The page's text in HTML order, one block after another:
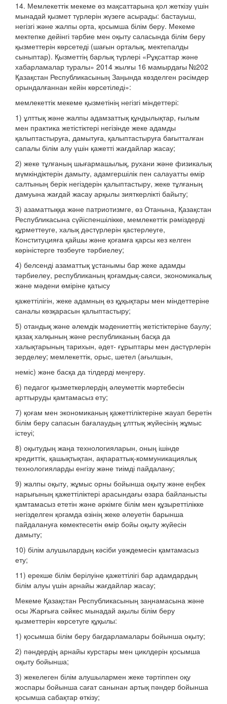
14. Мемлекеттік мекеме өз мақсаттарына қол жеткізу үшін
мынадай қызмет түрлерін жүзеге асырады: бастауыш,
негізгі және жалпы орта, қосымша білім беру. Мекеме
мектепке дейінгі тәрбие мен оқыту саласында білім беру
қызметтерін көрсетеді (шағын орталық, мектепалды
сыныптар). Қызметтің барлық түрлері «Рұқсаттар және
хабарламалар туралы» 2014 жылғы 16 мамырдағы №202
Қазақстан Республикасының Заңында көзделген рәсімдер
орындалғаннан кейін көрсетіледі»:
мемлекеттік мекеме қызметінің негізгі міндеттері:
1) ұлттық және жалпы адамзаттық құндылықтар, ғылым
мен практика жетістіктері негізінде жеке адамды
қалыптастыруға, дамытуға, қалыптастыруға бағытталған
сапалы білім алу үшін қажетті жағдайлар жасау;
2) жеке тұлғаның шығармашылық, рухани және физикалық
мүмкіндіктерін дамыту, адамгершілік пен салауатты өмір
салтының берік негіздерін қалыптастыру, жеке тұлғаның
дамуына жағдай жасау арқылы зияткерлікті байыту;
3) азаматтыққа және патриотизмге, өз Отанына, Қазақстан
Республикасына сүйіспеншілікке, мемлекеттік рәміздерді
құрметтеуге, халық дәстүрлерін қастерлеуге,
Конституцияға қайшы және қоғамға қарсы кез келген
көріністерге төзбеуге тәрбиелеу;
4) белсенді азаматтық ұстанымы бар жеке адамды
тәрбиелеу, республиканың қоғамдық-саяси, экономикалық
және мәдени өміріне қатысу
қажеттілігін, жеке адамның өз құқықтары мен міндеттеріне
саналы көзқарасын қалыптастыру;
5) отандық және әлемдік мәдениеттің жетістіктеріне баулу;
қазақ халқының және республиканың басқа да
халықтарының тарихын, әдет- ғұрыптары мен дәстүрлерін
зерделеу; мемлекеттік, орыс, шетел (ағылшын,
неміс) және басқа да тілдерді меңгеру.
6) педагог қызметкерлердің әлеуметтік мәртебесін
арттыруды қамтамасыз ету;
7) қоғам мен экономиканың қажеттіліктеріне жауап беретін
білім беру сапасын бағалаудың ұлттық жүйесінің жұмыс
істеуі;
8) оқытудың жаңа технологияларын, оның ішінде
кредиттік, қашықтықтан, ақпараттық-коммуникациялық
технологияларды енгізу және тиімді пайдалану;
9) жалпы оқыту, жұмыс орны бойынша оқыту және еңбек
нарығының қажеттіліктері арасындағы өзара байланысты
қамтамасыз ететін және әркімге білім мен құзыреттілікке
негізделген қоғамда өзінің жеке әлеуетін барынша
пайдалануға көмектесетін өмір бойы оқыту жүйесін
дамыту;
10) білім алушылардың кәсіби уәждемесін қамтамасыз
ету;
11) ерекше білім берілуіне қажеттілігі бар адамдардың
білім алуы үшін арнайы жағдайлар жасау;
Мекеме Қазақстан Республикасының заңнамасына және
осы Жарғыға сәйкес мынадай ақылы білім беру
қызметтерін көрсетуге құқылы:
1) қосымша білім беру бағдарламалары бойынша оқыту;
2) пәндердің арнайы курстары мен циклдерін қосымша
оқыту бойынша;
3) жекелеген білім алушылармен жеке тәртіппен оқу
жоспары бойынша сағат санынан артық пәндер бойынша
қосымша сабақтар өткізу;